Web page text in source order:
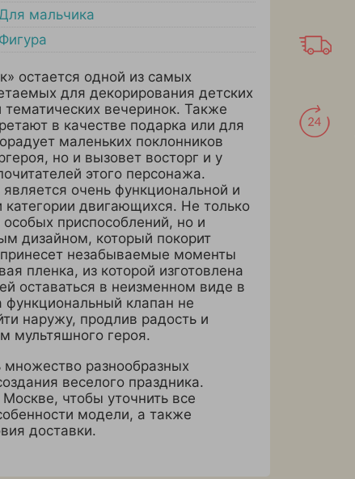
мальчика
Фигура
остается одной из самых
для декорирования детских
вечеринок. Также
в качестве подарка или для
маленьких поклонников
но и вызовет восторг и у
этого персонажа.
очень функциональной и
двигающихся. Не только
приспособлений, но и
дизайном, который покорит
незабываемые моменты
пленка, из которой изготовлена
оставаться в неизменном виде в
функциональный клапан не
наружу, продлив радость и
мультяшного героя.
разнообразных
веселого праздника.
чтобы уточнить все
модели, а также
доставки.